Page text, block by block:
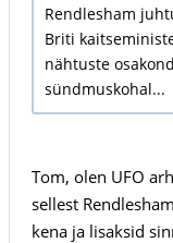
Rendlesham
Briti
nähtuste
sündmuskohal...
Tom, olen UFO
sellest
kena ja lisaksid